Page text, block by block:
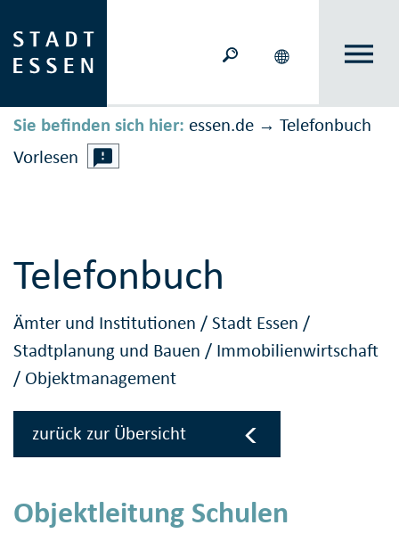
Sie befinden sich hier: essen.de → Telefonbuch
Vorlesen
Telefonbuch
Ämter und Institutionen /Stadt Essen /
Stadtplanung und Bauen / Immobilienwirtschaft
/ Objektmanagement
zurück zur Übersicht
Objektleitung Schulen